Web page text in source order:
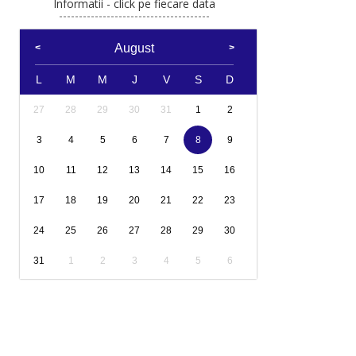
Informatii - click pe fiecare data
August
L M M J V S D
27 28 29 30 31 1 2
3 4 5 6 7 8 9
10 11 12 13 14 15 16
17 18 19 20 21 22 23
24 25 26 27 28 29 30
31 1 2 3 4 5 6